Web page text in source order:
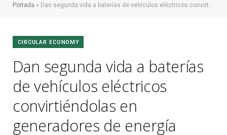
Portada » Dan segunda vida a baterías de vehículos eléctricos convirtiéndolas en generadores de energía flexibles
CIRCULAR ECONOMY
Dan segunda vida a baterías
de vehículos eléctricos
convirtiéndolas en
generadores de energía